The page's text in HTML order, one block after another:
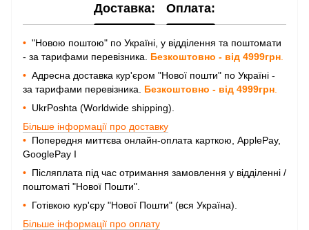
Доставка: Оплата:
• "Новою поштою" по Україні, у відділення та поштомати
- за тарифами перевізника. Безкоштовно - від 4999грн
• Адресна доставка кур'єром "Нової пошти" по Україні -
за тарифами перевізника. Безкоштовно - від 4999грн
• UkrPoshta (Worldwide shipping).
Більше інформації про доставку
• Попередня миттєва онлайн-оплата карткою, ApplePay,
GooglePay I
• Післяплата під час отримання замовлення у відділенні /
поштоматі "Нової Пошти".
• Готівкою кур'єру "Нової Пошти" (вся Україна).
Більше інформації про оплату